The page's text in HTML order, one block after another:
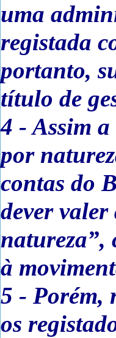
uma
registada
portanto,
título de
4 - Assim
por
contas do
dever
natureza”,
à
5 - Porém,
os